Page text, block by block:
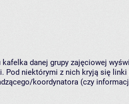
danej grupy zajęciowej
Pod niektórymi z nich kryją się
koordynatora (czy